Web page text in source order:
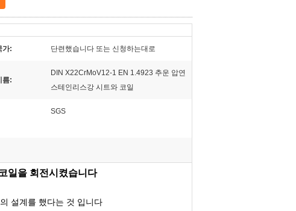
가: 단련했습니다 또는 신청하는대로
름:
DIN X22CrMoV12-1 EN 1.4923 추운 압연
스테인리스강 시트와 코일
SGS
일을 회전시켰습니다
설계를 했다는 것 입니다